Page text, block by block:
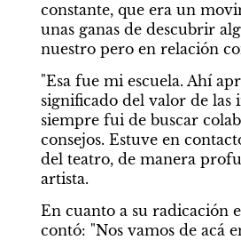
constante, que era un
unas ganas de descubrir
nuestro pero en relación
"Esa fue mi escuela. Ahí
significado del valor de las
siempre fui de buscar
consejos. Estuve en
del teatro, de manera
artista.
En cuanto a su radicación
contó: "Nos vamos de acá